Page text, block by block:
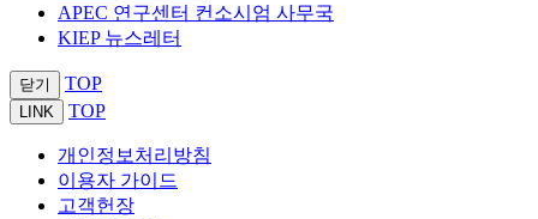
APEC 연구센터 컨소시엄 사무국
KIEP 뉴스레터
닫기 TOP
LINK TOP
개인정보처리방침
이용자 가이드
고객헌장